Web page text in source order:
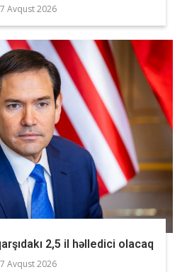
7 Avqust 2026
2,5 il həlledici olacaq
7 Avqust 2026